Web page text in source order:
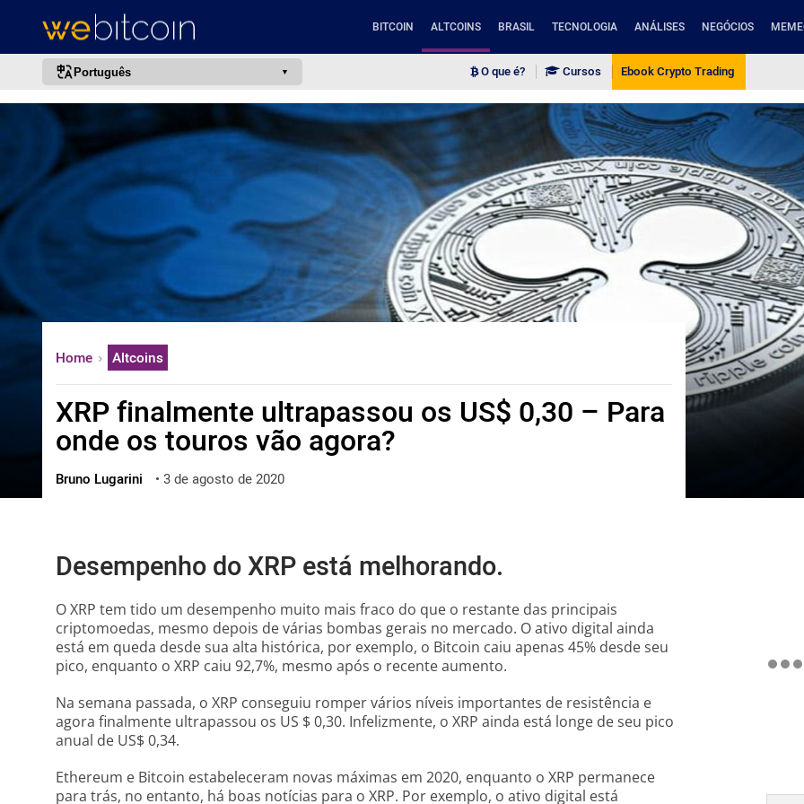
BITCOIN ALTCOINS BRASIL TECNOLOGIA ANÁLISES NEGÓCIOS
Português
português (BR)
english
español
français
deutsch
한국어
العربية
ไทย
ქართული
O que é? Cursos Ebook Crypto Trading
Home Altcoins
XRP finalmente ultrapassou os US$ 0,30 – Para
onde os touros vão agora?
Bruno Lugarini • 3 de agosto de 2020
Desempenho do XRP está melhorando.
O XRP tem tido um desempenho muito mais fraco do que o restante das principais
criptomoedas, mesmo depois de várias bombas gerais no mercado. O ativo digital ainda
está em queda desde sua alta histórica, por exemplo, o Bitcoin caiu apenas 45% desde seu
pico, enquanto o XRP caiu 92,7%, mesmo após o recente aumento.
Na semana passada, o XRP conseguiu romper vários níveis importantes de resistência e
agora finalmente ultrapassou os US $ 0,30. Infelizmente, o XRP ainda está longe de seu pico
anual de US$ 0,34.
Ethereum e Bitcoin estabeleceram novas máximas em 2020, enquanto o XRP permanece
para trás, no entanto, há boas notícias para o XRP. Por exemplo, o ativo digital está